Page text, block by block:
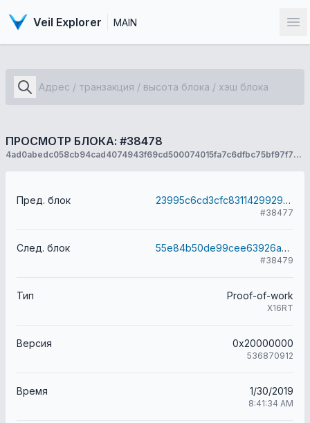
Veil Explorer MAIN
ПРОСМОТР БЛОКА: #38478
4ad0abedc058cb94cad4074943f69cd500074015fa7c6dfbc75bf97f71420226
Пред. блок 23995c6cd3cfc83114299296b41103e0013a829c8223896168f1b466fe8a47ae
#38477
След. блок 55e84b50de99cee63926a5bac1bebd0fd40e9e38281d798977fccab6407fd1f2
#38479
Тип Proof-of-work
X16RT
Версия 0x20000000
536870912
Время 1/30/2019
8:41:34 AM